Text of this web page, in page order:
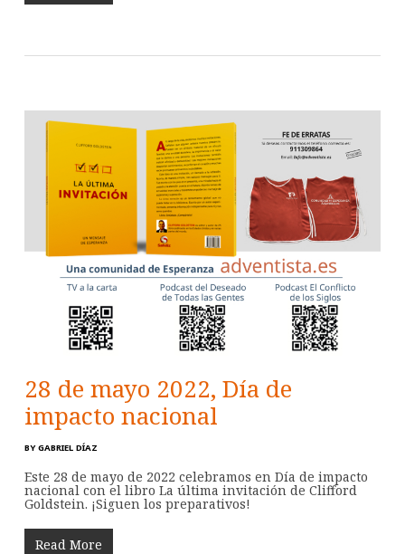
28 de mayo 2022, Día de
impacto nacional
BY GABRIEL DÍAZ
Este 28 de mayo de 2022 celebramos en Día de impacto
nacional con el libro La última invitación de Clifford
Goldstein. ¡Siguen los preparativos!
Read More